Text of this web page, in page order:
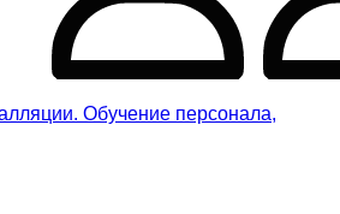
Обучение персонала,